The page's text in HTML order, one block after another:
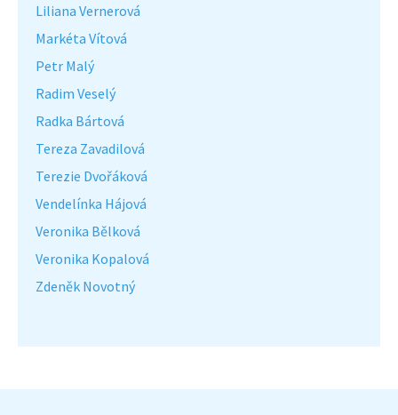
Liliana Vernerová
Markéta Vítová
Petr Malý
Radim Veselý
Radka Bártová
Tereza Zavadilová
Terezie Dvořáková
Vendelínka Hájová
Veronika Bělková
Veronika Kopalová
Zdeněk Novotný